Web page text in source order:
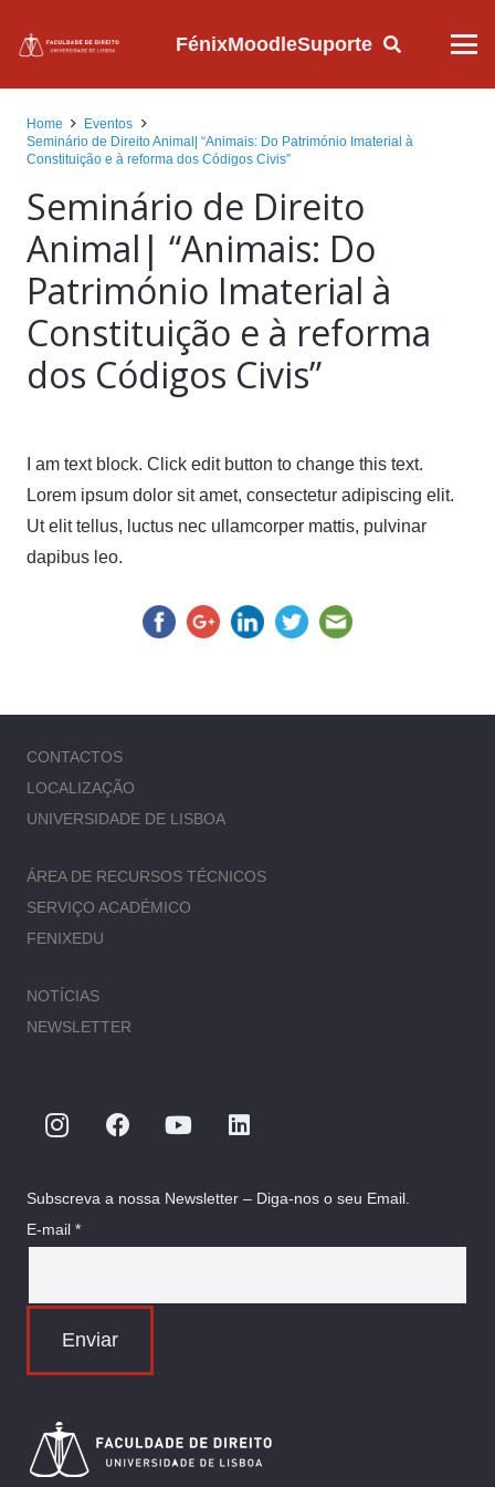
FénixMoodleSuporte
Home
Eventos
Seminário de Direito Animal| “Animais: Do Património Imaterial à
Constituição e à reforma dos Códigos Civis”
Seminário de Direito
Animal| “Animais: Do
Património Imaterial à
Constituição e à reforma
dos Códigos Civis”
I am text block. Click edit button to change this text.
Lorem ipsum dolor sit amet, consectetur adipiscing elit.
Ut elit tellus, luctus nec ullamcorper mattis, pulvinar
dapibus leo.
CONTACTOS
LOCALIZAÇÃO
UNIVERSIDADE DE LISBOA
ÁREA DE RECURSOS TÉCNICOS
SERVIÇO ACADÉMICO
FENIXEDU
NOTÍCIAS
NEWSLETTER
Subscreva a nossa Newsletter – Diga-nos o seu Email.
E-mail *